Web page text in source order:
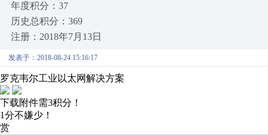
年度积分：37
历史总积分：369
注册：2018年7月13日
发表于：2018-08-24 15:16:17
罗克韦尔工业以太网解决方案
下载附件需3积分！
1分不嫌少！
赏